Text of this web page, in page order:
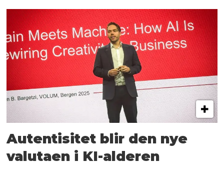
Autentisitet blir den nye
valutaen i KI-alderen